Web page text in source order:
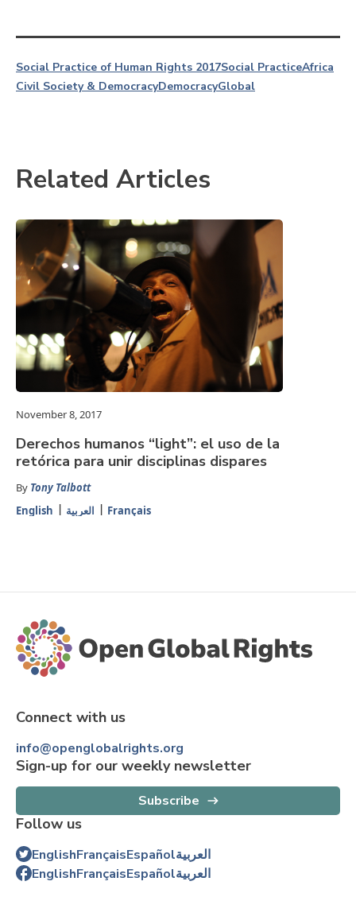
Social Practice of Human Rights 2017Social PracticeAfrica
Civil Society & DemocracyDemocracyGlobal
Related Articles
November 8, 2017
Derechos humanos “light”: el uso de la
retórica para unir disciplinas dispares
By Tony Talbott
English
العربية Français
Connect with us
info@openglobalrights.org
Sign-up for our weekly newsletter
Subscribe
Follow us
EnglishFrançaisEspañolالعربية
EnglishFrançaisEspañolالعربية